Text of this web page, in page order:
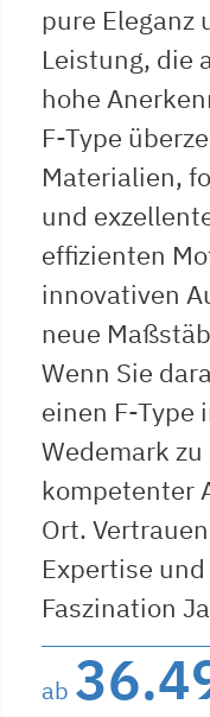
pure Eleganz
Leistung, die
hohe
F-Type
Materialien,
und
effizienten
innovativen
neue
Wenn Sie
einen F-Type
Wedemark
kompetenter
Ort.
Expertise
Faszination
ab